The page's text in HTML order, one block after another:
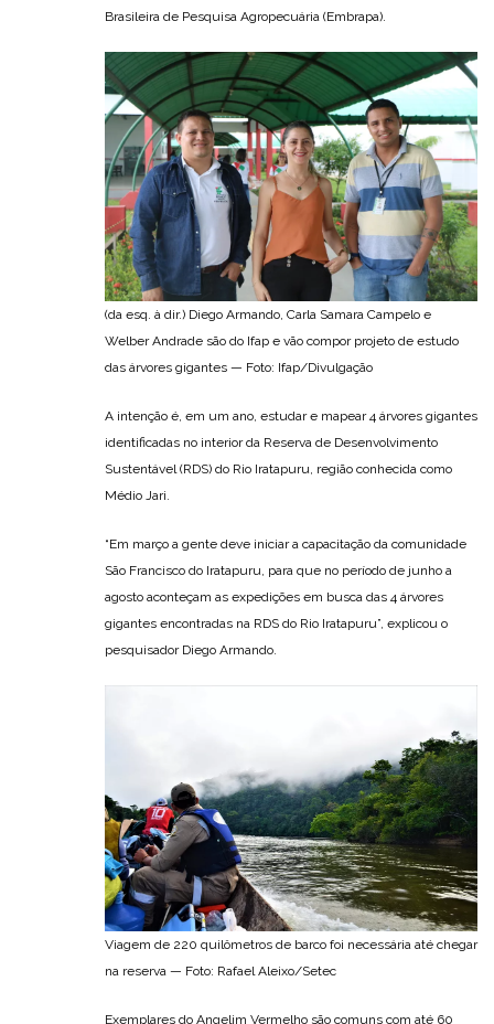
Brasileira de Pesquisa Agropecuária (Embrapa).
(da esq. à dir.) Diego Armando, Carla Samara Campelo e
Welber Andrade são do Ifap e vão compor projeto de estudo
das árvores gigantes — Foto: Ifap/Divulgação
A intenção é, em um ano, estudar e mapear 4 árvores gigantes
identificadas no interior da Reserva de Desenvolvimento
Sustentável (RDS) do Rio Iratapuru, região conhecida como
Médio Jari.
“Em março a gente deve iniciar a capacitação da comunidade
São Francisco do Iratapuru, para que no período de junho a
agosto aconteçam as expedições em busca das 4 árvores
gigantes encontradas na RDS do Rio Iratapuru”, explicou o
pesquisador Diego Armando.
Viagem de 220 quilômetros de barco foi necessária até chegar
na reserva — Foto: Rafael Aleixo/Setec
Exemplares do Angelim Vermelho são comuns com até 60